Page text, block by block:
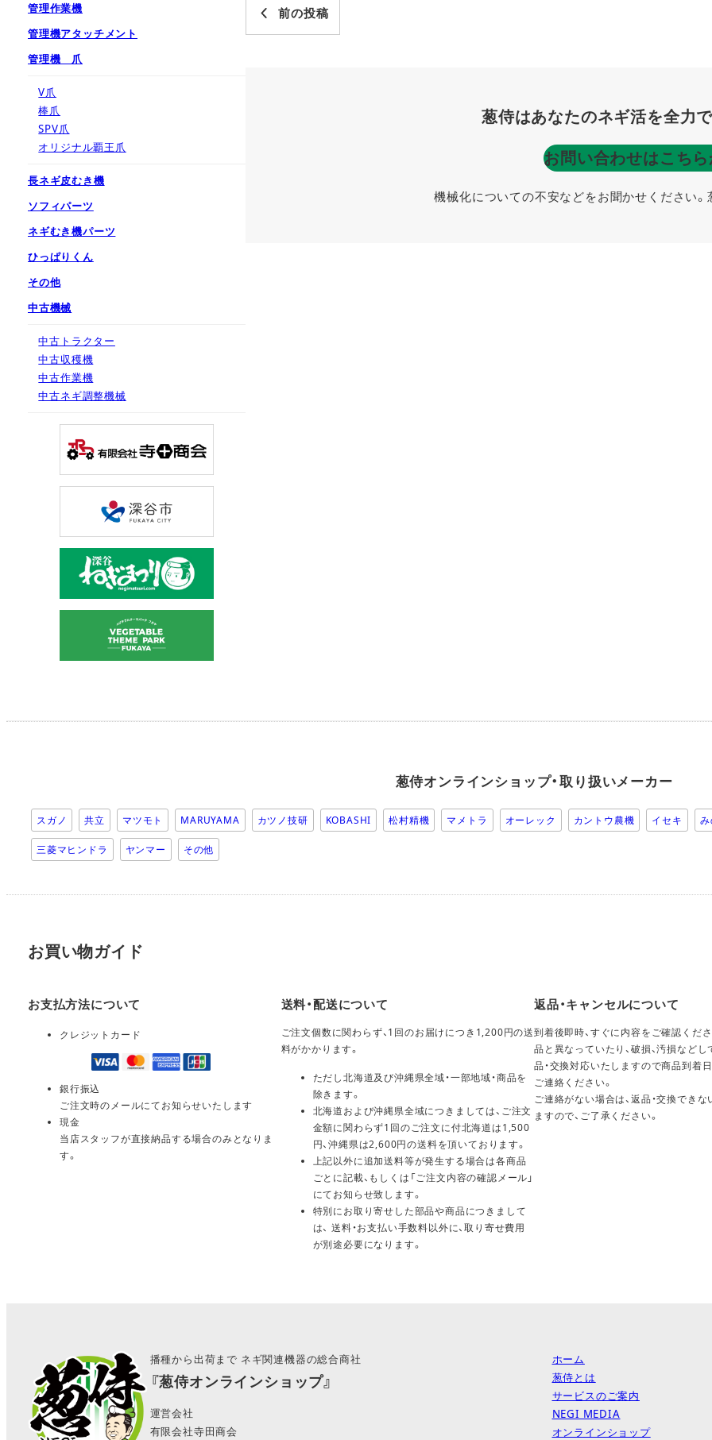
前の投稿
葱侍はあなたのネギ活を全力
お問い合わせはこち
機械化についての不安などをお聞かせください。
管理作業機
管理機アタッチメント
管理機 爪
V爪
棒爪
SPV爪
オリジナル覇王爪
長ネギ皮むき機
ソフィパーツ
ネギむき機パーツ
ひっぱりくん
その他
中古機械
中古トラクター
中古収穫機
中古作業機
中古ネギ調整機械
葱侍オンラインショップ・取り扱いメーカー
スガノ 共立 マツモト MARUYAMA カツノ技研 KOBASHI 松村精機 マメトラ オーレック カントウ農機 イセキ
三菱マヒンドラ ヤンマー その他
お買い物ガイド
お支払方法について
クレジットカード
銀行振込
ご注文時のメールにてお知らせいたします
現金
当店スタッフが直接納品する場合のみとなりま
す。
送料・配送について
ご注文個数に関わらず、1回のお届けにつき1,200円の送
料がかかります。
ただし北海道及び沖縄県全域・一部地域・商品を
除きます。
北海道および沖縄県全域につきましては、ご注文
金額に関わらず1回のご注文に付北海道は1,500
円、沖縄県は2,600円の送料を頂いております。
上記以外に追加送料等が発生する場合は各商品
ごとに記載、もしくは「ご注文内容の確認メール」
にてお知らせ致します。
特別にお取り寄せした部品や商品につきまして
は、 送料・お支払い手数料以外に、取り寄せ費用
が別途必要になります。
返品・キャンセルについて
到着後即時、すぐに内容をご確認くだ
品と異なっていたり、破損、汚損など
品・交換対応いたしますので商品到着
ご連絡ください。
ご連絡がない場合は、返品・交換でき
ますので、ご了承ください。
播種から出荷まで ネギ関連機器の総合商社
『葱侍オンラインショップ』
運営会社
有限会社寺田商会
ホーム
葱侍とは
サービスのご案内
NEGI MEDIA
オンラインショップ